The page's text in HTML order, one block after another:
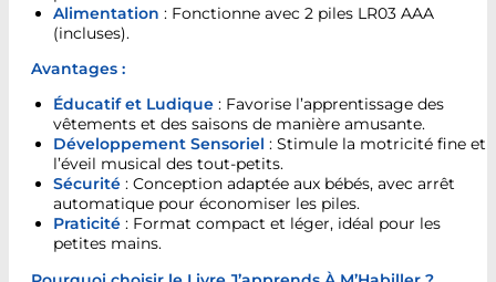
Alimentation : Fonctionne avec 2 piles LR03 AAA
(incluses).
Avantages :
Éducatif et Ludique : Favorise l’apprentissage des
vêtements et des saisons de manière amusante.
Développement Sensoriel : Stimule la motricité fine et
l’éveil musical des tout-petits.
Sécurité : Conception adaptée aux bébés, avec arrêt
automatique pour économiser les piles.
Praticité : Format compact et léger, idéal pour les
petites mains.